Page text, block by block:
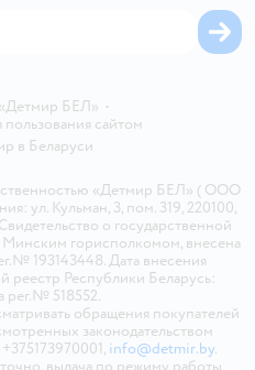
БЕЛ» •
сайтом
в Беларуси
«Детмир БЕЛ» ( ООО
ул. Кульман, 3, пом. 319, 220100,
о государственной
горисполкомом, внесена
193143448. Дата внесения
реестр Республики Беларусь:
рег.№ 518552.
обращения покупателей
законодательством
info@detmir.by.
выдача по режиму работы